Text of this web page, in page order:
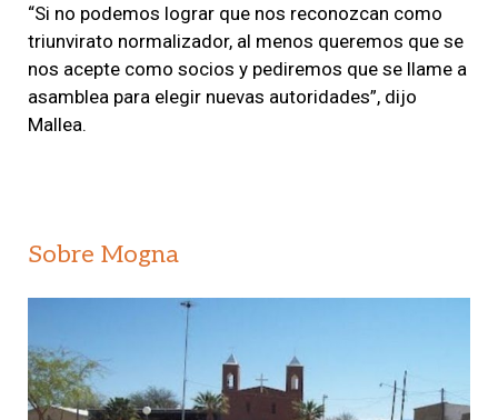
“Si no podemos lograr que nos reconozcan como
triunvirato normalizador, al menos queremos que se
nos acepte como socios y pediremos que se llame a
asamblea para elegir nuevas autoridades”, dijo
Mallea.
Sobre Mogna